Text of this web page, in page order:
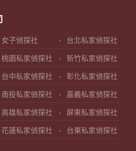
女子偵探社 台北私家偵探社
桃園私家偵探社 新竹私家偵探社
台中私家偵探社 彰化私家偵探社
南投私家偵探社 嘉義私家偵探社
高雄私家偵探社 屏東私家偵探社
花蓮私家偵探社 台東私家偵探社